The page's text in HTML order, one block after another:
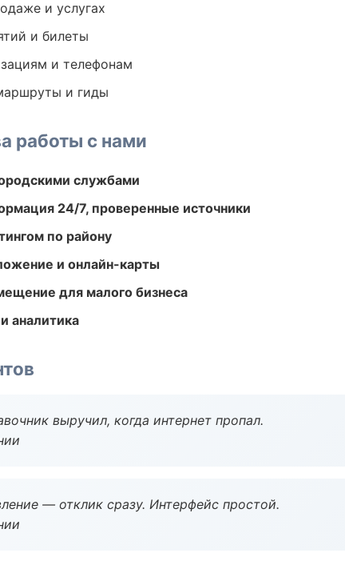
и услугах
и билеты
и телефонам
и гиды
работы с нами
службами
24/7, проверенные источники
по району
и онлайн-карты
для малого бизнеса
аналитика
выручил, когда интернет пропал.
— отклик сразу. Интерфейс простой.